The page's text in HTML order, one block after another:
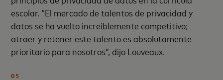
escolar. “El mercado de talentos de privacidad y
datos se ha vuelto increíblemente competitivo;
atraer y retener este talento es absolutamente
prioritario para nosotros”, dijo Louveaux.
05